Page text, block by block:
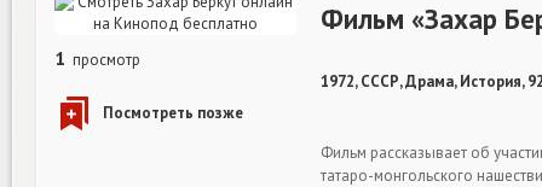
1 просмотр
Фильм «Захар
1972, СССР, Драма, История,
Фильм рассказывает об
татаро-монгольского